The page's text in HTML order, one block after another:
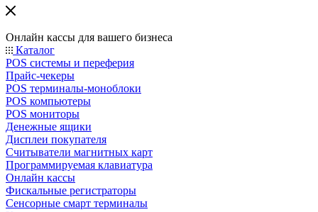
Онлайн кассы для вашего бизнеса
Каталог
POS системы и переферия
Прайс-чекеры
POS терминалы-моноблоки
POS компьютеры
POS мониторы
Денежные ящики
Дисплеи покупателя
Считыватели магнитных карт
Программируемая клавиатура
Онлайн кассы
Фискальные регистраторы
Сенсорные смарт терминалы